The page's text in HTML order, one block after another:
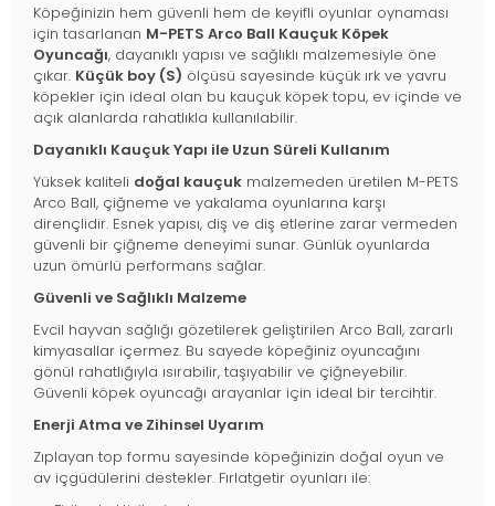
Köpeğinizin hem güvenli hem de keyifli oyunlar oynaması
için tasarlanan M-PETS Arco Ball Kauçuk Köpek
Oyuncağı, dayanıklı yapısı ve sağlıklı malzemesiyle öne
çıkar. Küçük boy (S) ölçüsü sayesinde küçük ırk ve yavru
köpekler için ideal olan bu kauçuk köpek topu, ev içinde ve
açık alanlarda rahatlıkla kullanılabilir.
Dayanıklı Kauçuk Yapı ile Uzun Süreli Kullanım
Yüksek kaliteli doğal kauçuk malzemeden üretilen M-PETS
Arco Ball, çiğneme ve yakalama oyunlarına karşı
dirençlidir. Esnek yapısı, diş ve diş etlerine zarar vermeden
güvenli bir çiğneme deneyimi sunar. Günlük oyunlarda
uzun ömürlü performans sağlar.
Güvenli ve Sağlıklı Malzeme
Evcil hayvan sağlığı gözetilerek geliştirilen Arco Ball, zararlı
kimyasallar içermez. Bu sayede köpeğiniz oyuncağını
gönül rahatlığıyla ısırabilir, taşıyabilir ve çiğneyebilir.
Güvenli köpek oyuncağı arayanlar için ideal bir tercihtir.
Enerji Atma ve Zihinsel Uyarım
Zıplayan top formu sayesinde köpeğinizin doğal oyun ve
av içgüdülerini destekler. Fırlatgetir oyunları ile: